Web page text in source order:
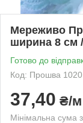
Мереживо
ширина 8 см
Готово до
Код: Прошва
37,40 ₴/м
Мінімальна сума